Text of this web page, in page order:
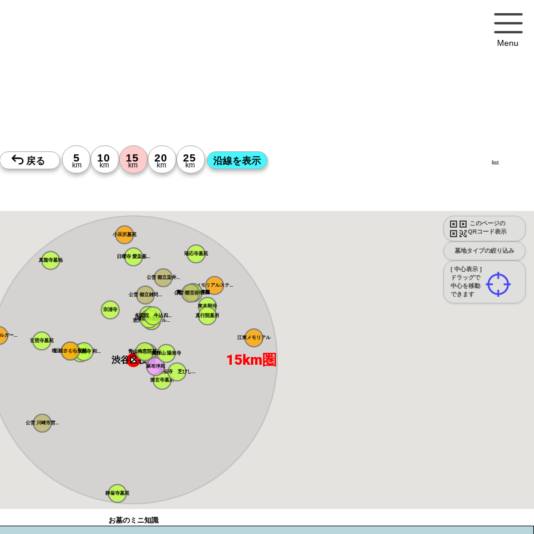
Menu
このページの
QRコード表示
墓地タイプの絞り込み
[ 中心表示 ]
ドラッグで
中心を移動
できます
list
感通寺
恵光メモリアル...
東本願寺
小豆沢墓苑
江東メモリアル
メモリアルステ...
宗清寺
浄見寺
瑞光寺
桜上水 みたま...
寛永寺谷中霊園
積徳寺墓所
徳玄寺墓所
玄照寺墓苑
真行院墓所
正伝寺 芝びし...
寛永寺德川浄苑
築地本願寺 和... 公営 都立青山...
公営 都立雑司...
公営 都立染井...
公営 都立谷中...
瑞応寺墓苑
多聞院 牛込四...
真龍寺墓地
ガー...
青山梅窓院墓苑
麻布浄苑
萬輝山 陽泉寺
日曜寺 愛染墓...
杉並さくら聖苑
静翁寺墓苑
公営 川崎市営...
渋谷区役所 15km圏
お墓のミニ知識